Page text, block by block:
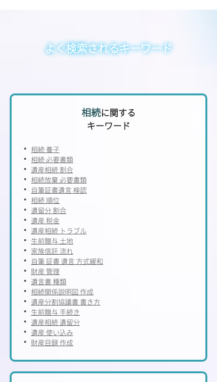
よく検索されるキーワード
相続に関する
キーワード
相続 養子
相続 必要書類
遺産相続 割合
相続放棄 必要書類
自筆証書遺言 検認
相続 順位
遺留分 割合
遺産 税金
遺産相続 トラブル
生前贈与 土地
家族信託 流れ
自筆 証書 遺言 方式緩和
財産 管理
遺言書 種類
相続関係説明図 作成
遺産分割協議書 書き方
生前贈与 手続き
遺産相続 遺留分
遺産 使い込み
財産目録 作成